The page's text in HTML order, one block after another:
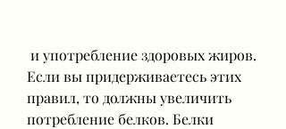
Если вы придерживаетесь этих
правил, то должны увеличить
потребление белков. Белки